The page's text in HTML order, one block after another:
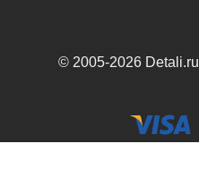
© 2005-2026 Detali.ru